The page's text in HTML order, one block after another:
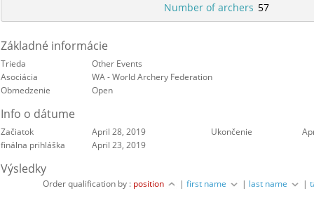
Number of archers 57
Základné informácie
Trieda
Other Events
Asociácia
WA - World Archery Federation
Obmedzenie
Open
Info o dátume
Začiatok April 28, 2019 Ukončenie
finálna prihláška
April 23, 2019
Výsledky
Order qualification by : position |first name | last name |